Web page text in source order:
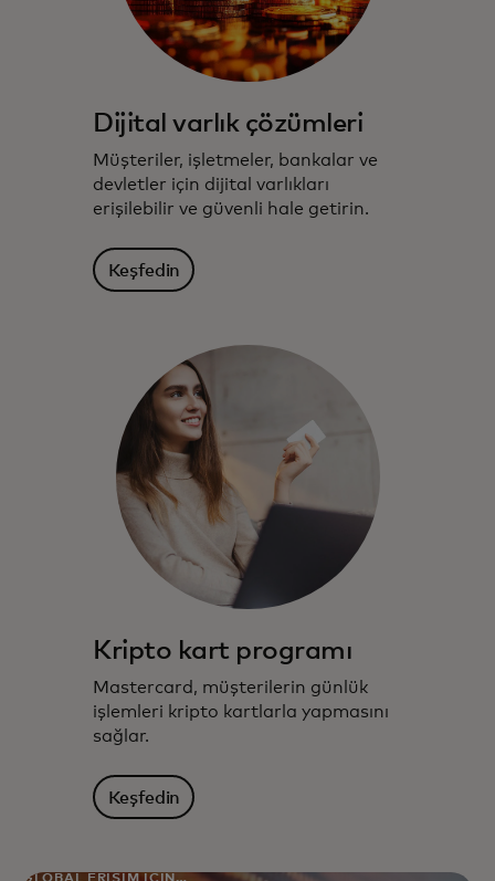
Dijital varlık çözümleri
Müşteriler, işletmeler, bankalar ve
devletler için dijital varlıkları
erişilebilir ve güvenli hale getirin.
Keşfedin
Kripto kart programı
Mastercard, müşterilerin günlük
işlemleri kripto kartlarla yapmasını
sağlar.
Keşfedin